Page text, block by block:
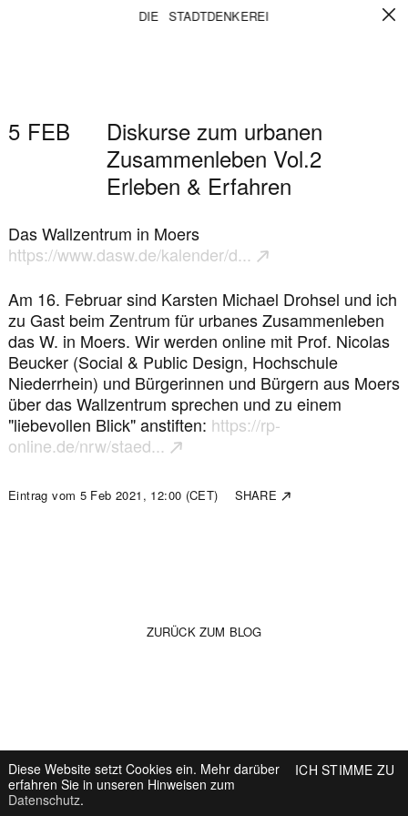
DIE STADTDENKEREI
DISKURSE
VOL.2
ERLEBEN
ERFAHREN
Diskurse zum urbanen
Zusammenleben Vol.2
Erleben & Erfahren
5 FEB
Das Wallzentrum in Moers
https://www.dasw.de/kalender/d...
Am 16. Februar sind Karsten Michael Drohsel und ich
zu Gast beim Zentrum für urbanes Zusammenleben
das W. in Moers. Wir werden online mit Prof. Nicolas
Beucker (Social & Public Design, Hochschule
Niederrhein) und Bürgerinnen und Bürgern aus Moers
über das Wallzentrum sprechen und zu einem
"liebevollen Blick" anstiften: https://rp-
online.de/nrw/staed...
Eintrag vom 5 Feb 2021, 12:00 (CET) SHARE ↗
ZURÜCK ZUM BLOG
ICH STIMME ZU
Diese Website setzt Cookies ein. Mehr darüber
erfahren Sie in unseren Hinweisen zum
Datenschutz.